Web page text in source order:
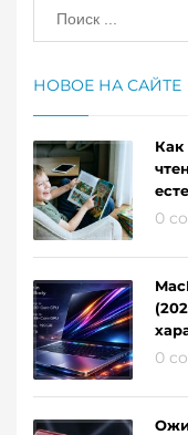
НОВОЕ НА САЙТЕ
Как
0
0